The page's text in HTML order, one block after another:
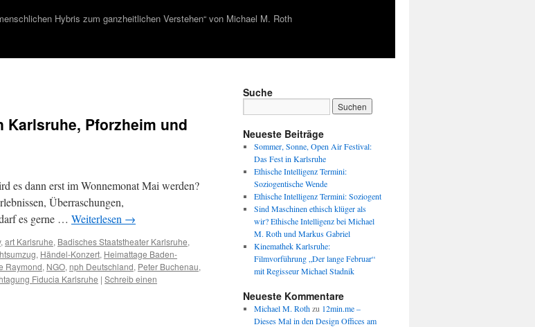
Hybris zum ganzheitlichen Verstehen“ von Michael M. Roth
Pforzheim und
es dann erst im Wonnemonat Mai werden?
Überraschungen,
es gerne … Weiterlesen →
, art Karlsruhe, Badisches Staatstheater Karlsruhe,
, Händel-Konzert, Heimattage Baden-
Raymond, NGO, nph Deutschland, Peter Buchenau,
Fiducia Karlsruhe | Schreib einen
Suche
Neueste Beiträge
Sommer, Sonne, Open Air Festival:
Das Fest in Karlsruhe
Ethische Intelligenz Termini:
Soziogentische Wende
Ethische Intelligenz Termini: Soziogent
Sind Maschinen ethisch klüger als
wir? Ethische Intelligenz bei Michael
M. Roth und Markus Gabriel
Kinemathek Karlsruhe:
Filmvorführung „Der lange Februar“
mit Regisseur Michael Stadnik
Neueste Kommentare
Michael M. Rothzu 12min.me –
Dieses Mal in den Design Offices am